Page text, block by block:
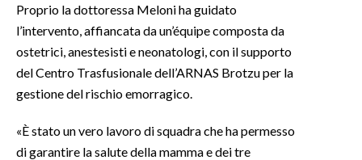
3 MINUTI CON
INSULARITÀ
INFO AZIENDE
ANNUNCI
Proprio la dottoressa Meloni ha guidato
l’intervento, affiancata da un’équipe composta da
ostetrici, anestesisti e neonatologi, con il supporto
del Centro Trasfusionale dell’ARNAS Brotzu per la
gestione del rischio emorragico.
«È stato un vero lavoro di squadra che ha permesso
di garantire la salute della mamma e dei tre